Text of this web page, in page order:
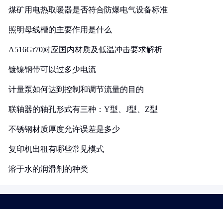
煤矿用电热取暖器是否符合防爆电气设备标准
照明母线槽的主要作用是什么
A516Gr70对应国内材质及低温冲击要求解析
镀镍钢带可以过多少电流
计量泵如何达到控制和调节流量的目的
联轴器的轴孔形式有三种：Y型、J型、Z型
不锈钢材质厚度允许误差是多少
复印机出租有哪些常见模式
溶于水的润滑剂的种类